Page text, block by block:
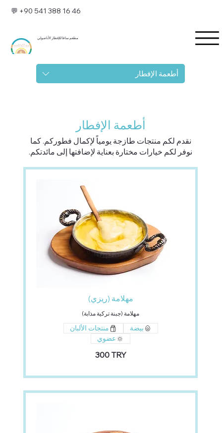
💬 +90 541 388 16 46
مطعم سا فا للإفطار الأناضولي
أطعمة الإفطار
أطعمة الإفطار
نقدم لكم منتجات طازجة يومياً لإكمال فطوركم. كما
نوفر لكم خيارات مختارة بعناية لإضافتها إلى مائدتكم.
مهلامة (ريزي)
مهلامة (جبنة تركية مذابة)
‏300 TRY
بيضة
منتجات الألبان
عضوي